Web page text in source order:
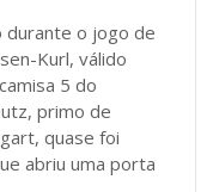
durante o jogo de
Kurl, válido
5 do
primo de
quase foi
abriu uma porta